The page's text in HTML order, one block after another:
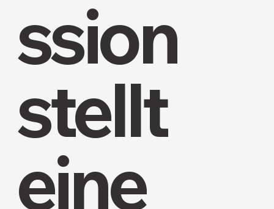
ssion
stellt
eine